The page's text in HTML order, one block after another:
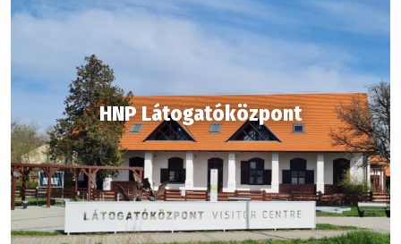
HNP Látogatóközpont